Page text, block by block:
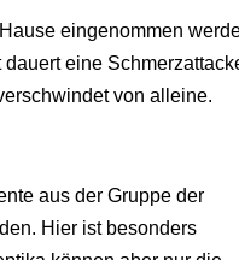
eingenommen
eine
von alleine.
aus der Gruppe der
Hier ist besonders